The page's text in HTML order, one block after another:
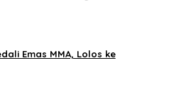
Emas MMA, Lolos ke